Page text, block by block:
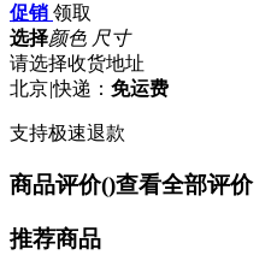
促销 领取
选择颜色 尺寸
请选择收货地址
北京|快递： 免运费
支持极速退款
商品评价()查看全部评价
推荐商品